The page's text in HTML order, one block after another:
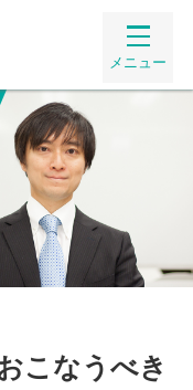
メニュー
こなうべき